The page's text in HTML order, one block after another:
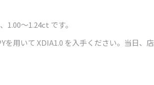
〜1.24ct です。
を用いて XDIA1.0 を入手ください。当日、店